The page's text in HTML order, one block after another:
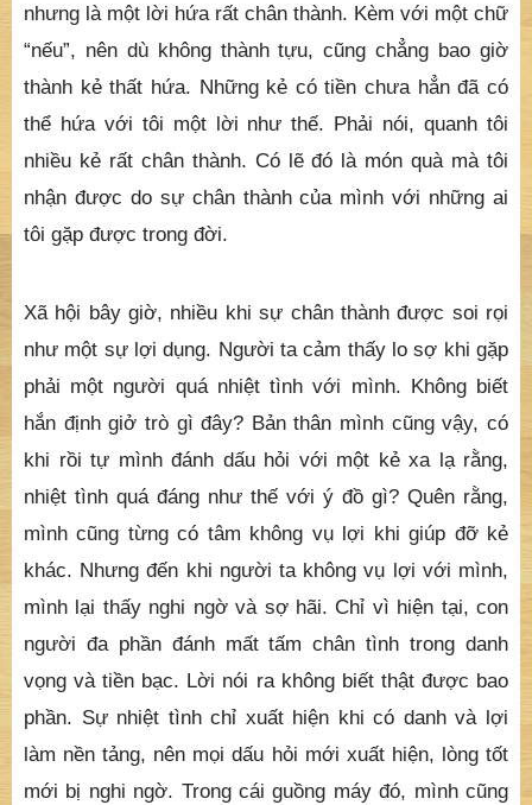
nhưng là một lời hứa rất chân thành. Kèm với một chữ
“nếu”, nên dù không thành tựu, cũng chẳng bao giờ
thành kẻ thất hứa. Những kẻ có tiền chưa hẳn đã có
thể hứa với tôi một lời như thế. Phải nói, quanh tôi
nhiều kẻ rất chân thành. Có lẽ đó là món quà mà tôi
nhận được do sự chân thành của mình với những ai
tôi gặp được trong đời.
Xã hội bây giờ, nhiều khi sự chân thành được soi rọi
như một sự lợi dụng. Người ta cảm thấy lo sợ khi gặp
phải một người quá nhiệt tình với mình. Không biết
hắn định giở trò gì đây? Bản thân mình cũng vậy, có
khi rồi tự mình đánh dấu hỏi với một kẻ xa lạ rằng,
nhiệt tình quá đáng như thế với ý đồ gì? Quên rằng,
mình cũng từng có tâm không vụ lợi khi giúp đỡ kẻ
khác. Nhưng đến khi người ta không vụ lợi với mình,
mình lại thấy nghi ngờ và sợ hãi. Chỉ vì hiện tại, con
người đa phần đánh mất tấm chân tình trong danh
vọng và tiền bạc. Lời nói ra không biết thật được bao
phần. Sự nhiệt tình chỉ xuất hiện khi có danh và lợi
làm nền tảng, nên mọi dấu hỏi mới xuất hiện, lòng tốt
mới bị nghi ngờ. Trong cái guồng máy đó, mình cũng